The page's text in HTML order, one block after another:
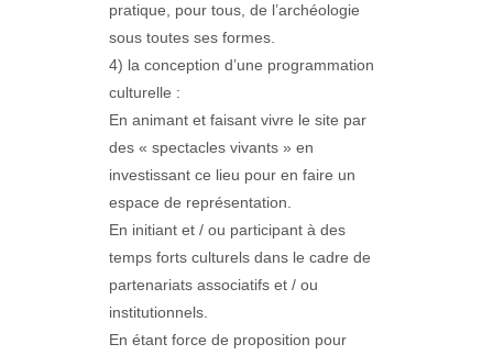
pratique, pour tous, de l’archéologie
sous toutes ses formes.
4) la conception d’une programmation
culturelle :
En animant et faisant vivre le site par
des « spectacles vivants » en
investissant ce lieu pour en faire un
espace de représentation.
En initiant et / ou participant à des
temps forts culturels dans le cadre de
partenariats associatifs et / ou
institutionnels.
En étant force de proposition pour